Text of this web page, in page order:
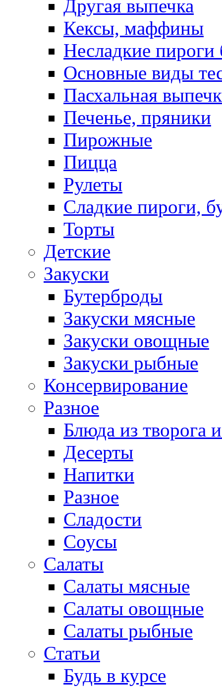
Другая выпечка
Кексы, маффины
Несладкие пироги
Основные виды
Пасхальная
Печенье, пряники
Пирожные
Пицца
Рулеты
Сладкие пироги,
Торты
Детские
Закуски
Бутерброды
Закуски мясные
Закуски овощные
Закуски рыбные
Консервирование
Разное
Блюда из творога
Десерты
Напитки
Разное
Сладости
Соусы
Салаты
Салаты мясные
Салаты овощные
Салаты рыбные
Статьи
Будь в курсе